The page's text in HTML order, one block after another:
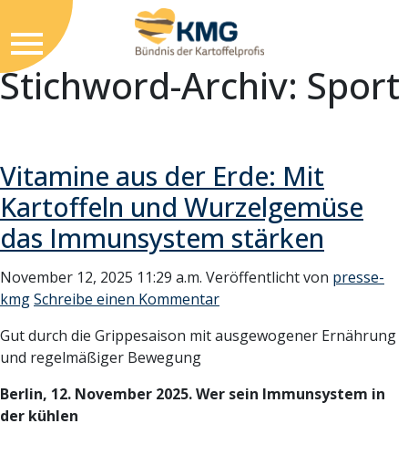
Stichword-Archiv: Sport
Vitamine aus der Erde: Mit
Kartoffeln und Wurzelgemüse
das Immunsystem stärken
November 12, 2025 11:29 a.m. Veröffentlicht von presse-
kmgSchreibe einen Kommentar
Gut durch die Grippesaison mit ausgewogener Ernährung
und regelmäßiger Bewegung
Berlin, 12. November 2025.Wer sein Immunsystem in
der kühlen